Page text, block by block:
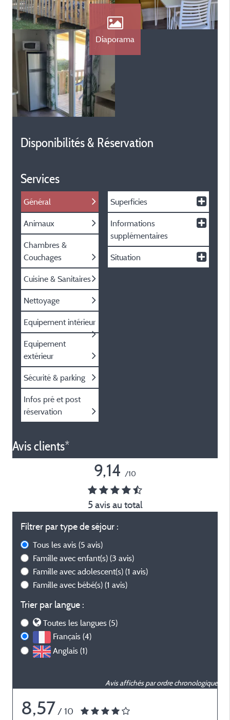
Diaporama
Disponibilités & Réservation
Services
Général
Animaux
Chambres &
Couchages
Cuisine & Sanitaires
Nettoyage
Equipement intérieur
Equipement
extérieur
Sécurité & parking
Infos pré et post
réservation
Superficies
Informations
supplémentaires
Situation
Avis clients*
9,14 /10
5 avis au total
Filtrer par type de séjour :
Tous les avis (5 avis)
Famille avec enfant(s) (3 avis)
Famille avec adolescent(s) (1 avis)
Famille avec bébé(s) (1 avis)
Trier par langue :
Toutes les langues (5)
Français (4)
Anglais (1)
Avis affichés par ordre chronologique
8,57 / 10